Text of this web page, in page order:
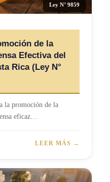
Ley N° 9859
de la
Efectiva del
Rica (Ley N°
la promoción de la
eficaz…
LEER MÁS →